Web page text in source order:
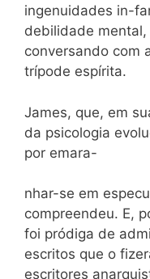
ingenuidades in-
debilidade
conversando com
trípode espírita.
James, que, em
da psicologia
por emara-
nhar-se em
compreendeu. E,
foi pródiga de
escritos que o
escritores